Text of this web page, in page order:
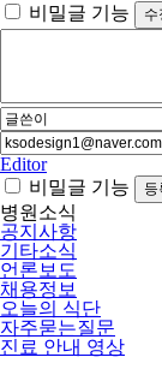
비밀글 기능
Editor
비밀글 기능
병원소식
공지사항
기타소식
언론보도
채용정보
오늘의 식단
자주묻는질문
진료 안내 영상